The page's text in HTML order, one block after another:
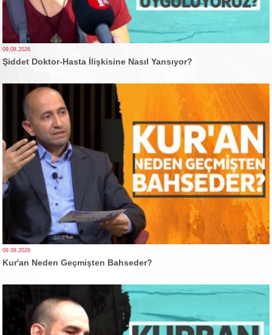
09.08.2026
Şiddet Doktor-Hasta İlişkisine Nasıl Yansıyor?
09.08.2026
Kur'an Neden Geçmişten Bahseder?